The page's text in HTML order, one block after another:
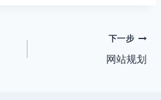
下一步
网站规划